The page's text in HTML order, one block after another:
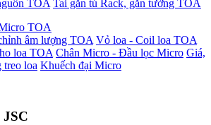
TOA Tai gắn tủ Rack, gắn tường TOA
TOA
âm lượng TOA Vỏ loa - Coil loa TOA
loa TOA Chân Micro - Đầu lọc Micro Giá,
treo loa Khuếch đại Micro